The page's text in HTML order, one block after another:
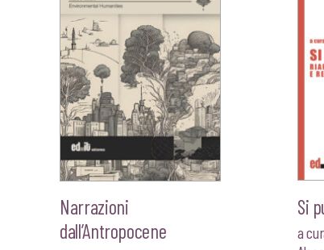
Narrazioni
dall’Antropocene
Si
a